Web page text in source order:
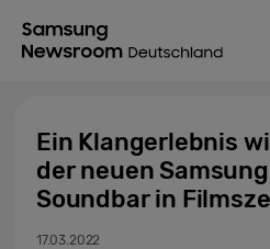
Ein Klangerlebnis
der neuen
Soundbar in
17.03.2022